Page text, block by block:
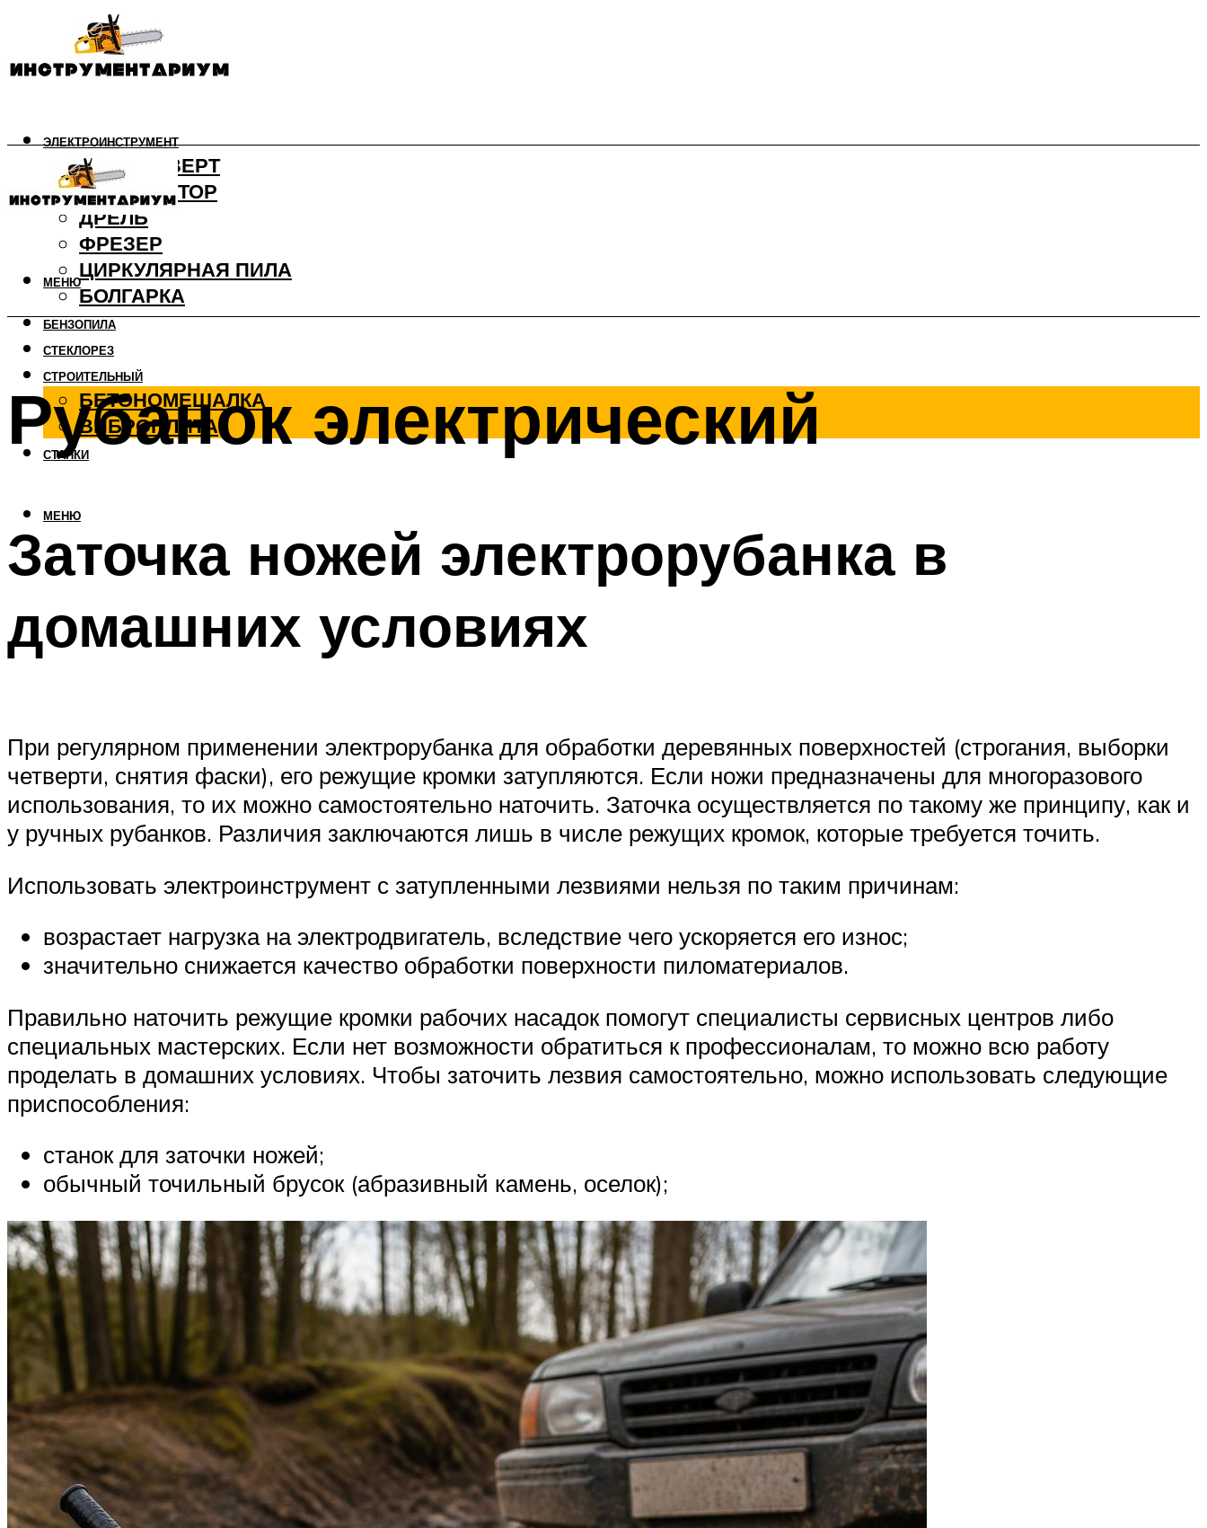
ЭЛЕКТРОИНСТРУМЕНТ
ШУРУПОВЕРТ
ПЕРФОРАТОР
ДРЕЛЬ
ФРЕЗЕР
ЦИРКУЛЯРНАЯ ПИЛА
БОЛГАРКА
БЕНЗОПИЛА
СТЕКЛОРЕЗ
СТРОИТЕЛЬНЫЙ
БЕТОНОМЕШАЛКА
ВИБРОПЛИТА
СТАНКИ
МЕНЮ
МЕНЮ
Рубанок электрический
Заточка ножей электрорубанка в
домашних условиях
При регулярном применении электрорубанка для обработки деревянных поверхностей (строгания, выборки
четверти, снятия фаски), его режущие кромки затупляются. Если ножи предназначены для многоразового
использования, то их можно самостоятельно наточить. Заточка осуществляется по такому же принципу, как и
у ручных рубанков. Различия заключаются лишь в числе режущих кромок, которые требуется точить.
Использовать электроинструмент с затупленными лезвиями нельзя по таким причинам:
возрастает нагрузка на электродвигатель, вследствие чего ускоряется его износ;
значительно снижается качество обработки поверхности пиломатериалов.
Правильно наточить режущие кромки рабочих насадок помогут специалисты сервисных центров либо
специальных мастерских. Если нет возможности обратиться к профессионалам, то можно всю работу
проделать в домашних условиях. Чтобы заточить лезвия самостоятельно, можно использовать следующие
приспособления:
станок для заточки ножей;
обычный точильный брусок (абразивный камень, оселок);